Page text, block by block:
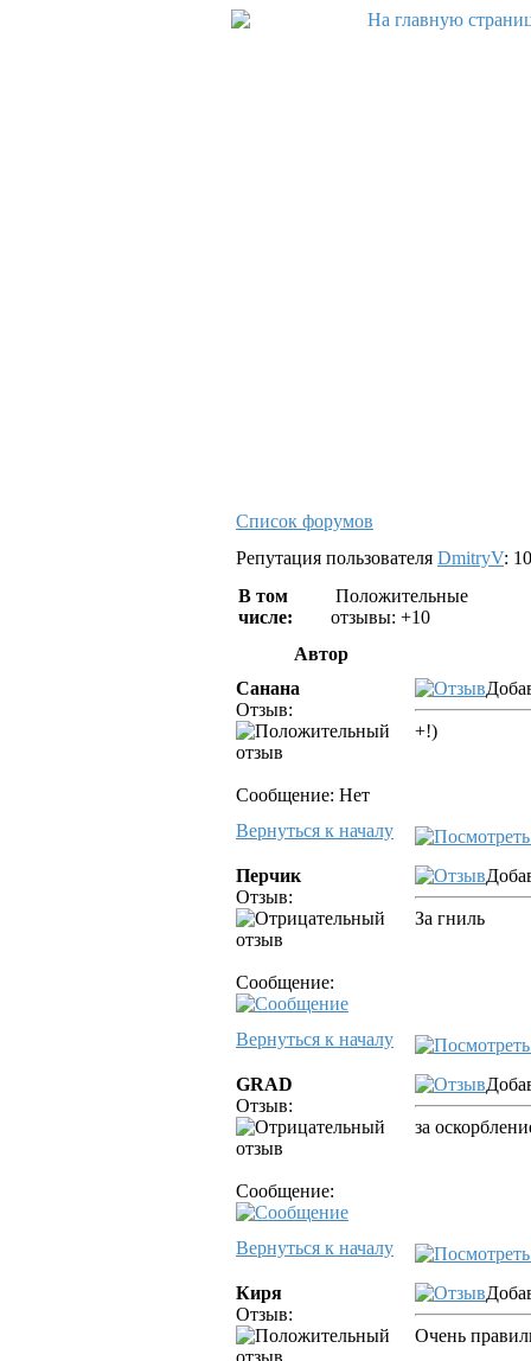
Список форумов
Репутация пользователя DmitryV: 10
В том
числе:
Положительные
отзывы: +10
Автор
Санана
Отзыв:
Сообщение: Нет
+!)
Вернуться к началу
Перчик
Отзыв:
Сообщение:
За гниль
Вернуться к началу
GRAD
Отзыв:
Сообщение:
за
Вернуться к началу
Киря
Отзыв:
Очень